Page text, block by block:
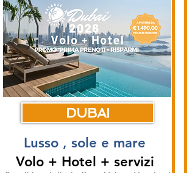
DUBAI
Lusso , sole e mare
Volo + Hotel + servizi